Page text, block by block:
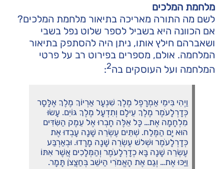
מלחמת המלכים
לשם מה התורה מאריכה בתיאור מלחמת המלכים?
אם הכוונה היא בשביל לספר שלוט נפל בשבי
ושאברהם חילץ אותו, ניתן היה להסתפק בתיאור
המלחמה. אולם, מספרים בפירוט רב על פרטי
המלחמה ועל העוסקים בה2
:
וַיְהִי בִּימֵי אַמְרָפֶל מֶלֶךְ שִׁנְעָר אַרְיוֹךְ מֶלֶךְ אֶלָּסָר
כְּדָרְלָעֹמֶר מֶלֶךְ עֵילָם וְתִדְעָל מֶלֶךְ גּוֹיִם. עָשׂוּ
מִלְחָמָה אֶת… כָּל אֵלֶּה חָבְרוּ אֶל עֵמֶק הַשִּׂדִּים
הוּא יָם הַמֶּלַח. שְׁתֵּים עֶשְׂרֵה שָׁנָה עָבְדוּ אֶת
כְּדָרְלָעֹמֶר וּשְׁלשׁ עֶשְׂרֵה שָׁנָה מָרָדוּ. וּבְאַרְבַּע
עֶשְׂרֵה שָׁנָה בָּא כְדָרְלָעֹמֶר וְהַמְּלָכִים אֲשֶׁר אִתּוֹ
וַיַּכּוּ אֶת… וְגַם אֶת הָאֱמֹרִי הַיּשֵׁב בְּחַצֲצֹן תָּמָר.